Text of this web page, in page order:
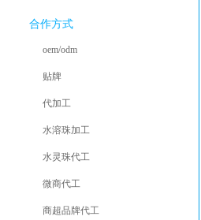
合作方式
oem/odm
贴牌
代加工
水溶珠加工
水灵珠代工
微商代工
商超品牌代工